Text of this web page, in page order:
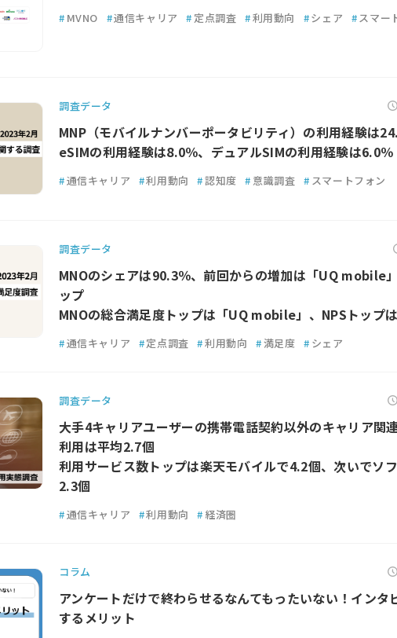
# MVNO #通信キャリア # 定点調査 #利用動向 #シェア #スマー
調査データ
MNP（モバイルナンバーポータビリティ）の利用経験は
eSIMの利用経験は8.0％、デュアルSIMの利用経験は6.0％
#通信キャリア #利用動向 #認知度 # 意識調査 # スマートフォン
調査データ
MNOのシェアは90.3％、前回からの増加は「UQ mobile
ップ
MNOの総合満足度トップは「UQ mobile」、NPSトップ
#通信キャリア #定点調査 #利用動向 #満足度 # シェア
調査データ
大手4キャリアユーザーの携帯電話契約以外のキャリア関
利用は平均2.7個
利用サービス数トップは楽天モバイルで4.2個、次いでソ
2.3個
#通信キャリア #利用動向 # 経済圏
コラム
アンケートだけで終わらせるなんてもったいない！インタ
するメリット